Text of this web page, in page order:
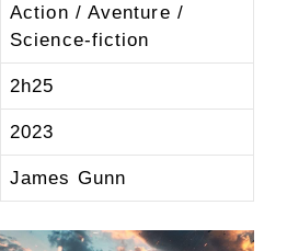
Action / Aventure /
Science-fiction
2h25
2023
James Gunn